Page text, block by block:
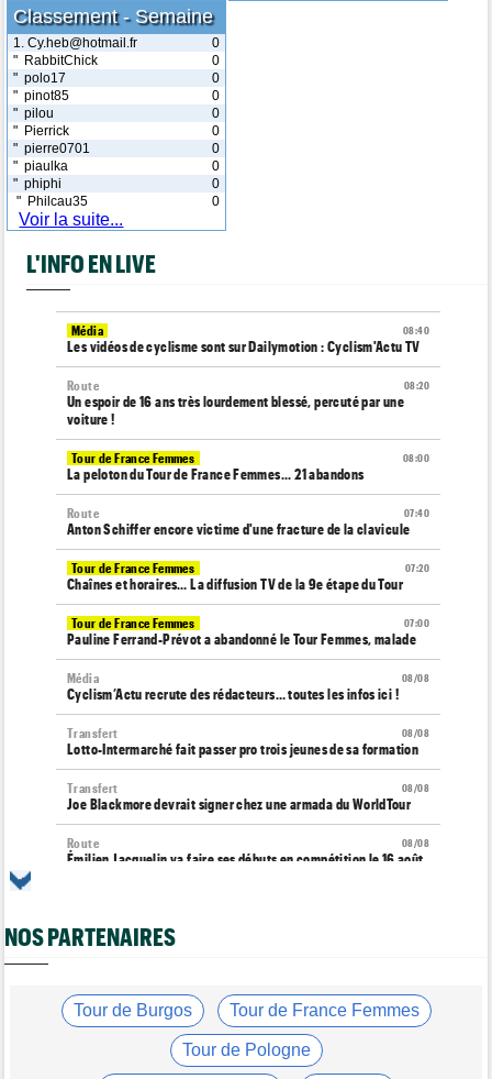
Classement - Semaine
1. Cy.heb@hotmail.fr
0
" RabbitChick
0
" polo17
0
" pinot85
0
" pilou
0
" Pierrick
0
" pierre0701
0
" piaulka
0
" phiphi
0
" Philcau35
0
Voir la suite...
L'INFO EN LIVE
08:40
Média
Les vidéos de cyclisme sont sur Dailymotion : Cyclism'Actu TV
08:20
Route
Un espoir de 16 ans très lourdement blessé, percuté par une
voiture !
08:00
Tour de France Femmes
La peloton du Tour de France Femmes... 21 abandons
07:40
Route
Anton Schiffer encore victime d'une fracture de la clavicule
07:20
Tour de France Femmes
Chaînes et horaires… La diffusion TV de la 9e étape du Tour
07:00
Tour de France Femmes
Pauline Ferrand-Prévot a abandonné le Tour Femmes, malade
08/08
Média
Cyclism’Actu recrute des rédacteurs… toutes les infos ici !
08/08
Transfert
Lotto-Intermarché fait passer pro trois jeunes de sa formation
08/08
Transfert
Joe Blackmore devrait signer chez une armada du WorldTour
08/08
Route
Émilien Jacquelin va faire ses débuts en compétition le 16 août
La sélection française pour les Championnats du monde
Ventoux
Tour de France Femmes
Kasia Niewiadoma, "furieuse" : "Célia Gery m'a bloquée..."
NOS PARTENAIRES
Tour de Burgos Tour de France Femmes
Tour de Pologne